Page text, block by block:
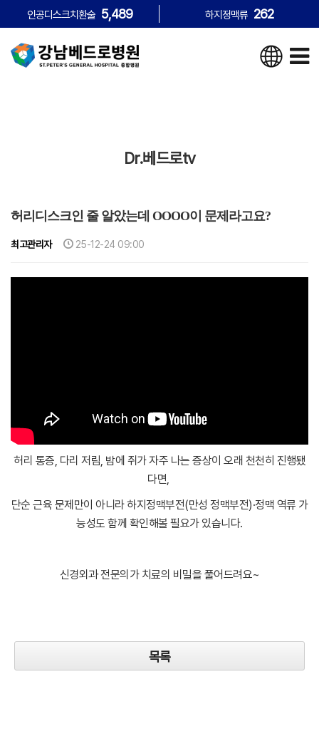
인공디스크치환술 5,489 하지정맥류 262
Dr.베드로tv
허리디스크인 줄 알았는데 OOOO이 문제라고요?
최고관리자 25-12-24 09:00
허리 통증, 다리 저림, 밤에 쥐가 자주 나는 증상이 오래 천천히 진행됐
다면,
단순 근육 문제만이 아니라 하지정맥부전(만성 정맥부전)·정맥 역류 가
능성도 함께 확인해볼 필요가 있습니다.
신경외과 전문의가 치료의 비밀을 풀어드려요~
목록